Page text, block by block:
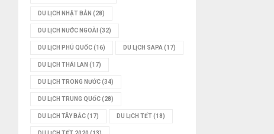
DU LỊCH NHẬT BẢN (28)
DU LỊCH NƯỚC NGOÀI (32)
DU LỊCH PHÚ QUỐC(16) DU LỊCH SAPA (17)
DU LỊCH THÁI LAN (17)
DU LỊCH TRONG NƯỚC(34)
DU LỊCH TRUNG QUỐC(28)
DU LỊCH TÂY BẮC(17) DU LỊCH TẾT(18)